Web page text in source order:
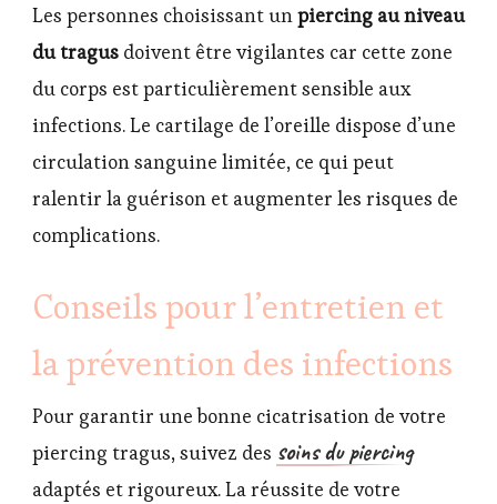
Les personnes choisissant unpiercing au niveau
du tragus doivent être vigilantes car cette zone
du corps est particulièrement sensible aux
infections. Le cartilage de l’oreille dispose d’une
circulation sanguine limitée, ce qui peut
ralentir la guérison et augmenter les risques de
complications.
Conseils pour l’entretien et
la prévention des infections
Pour garantir une bonne cicatrisation de votre
piercing tragus, suivez des soins du piercing
adaptés et rigoureux. La réussite de votre